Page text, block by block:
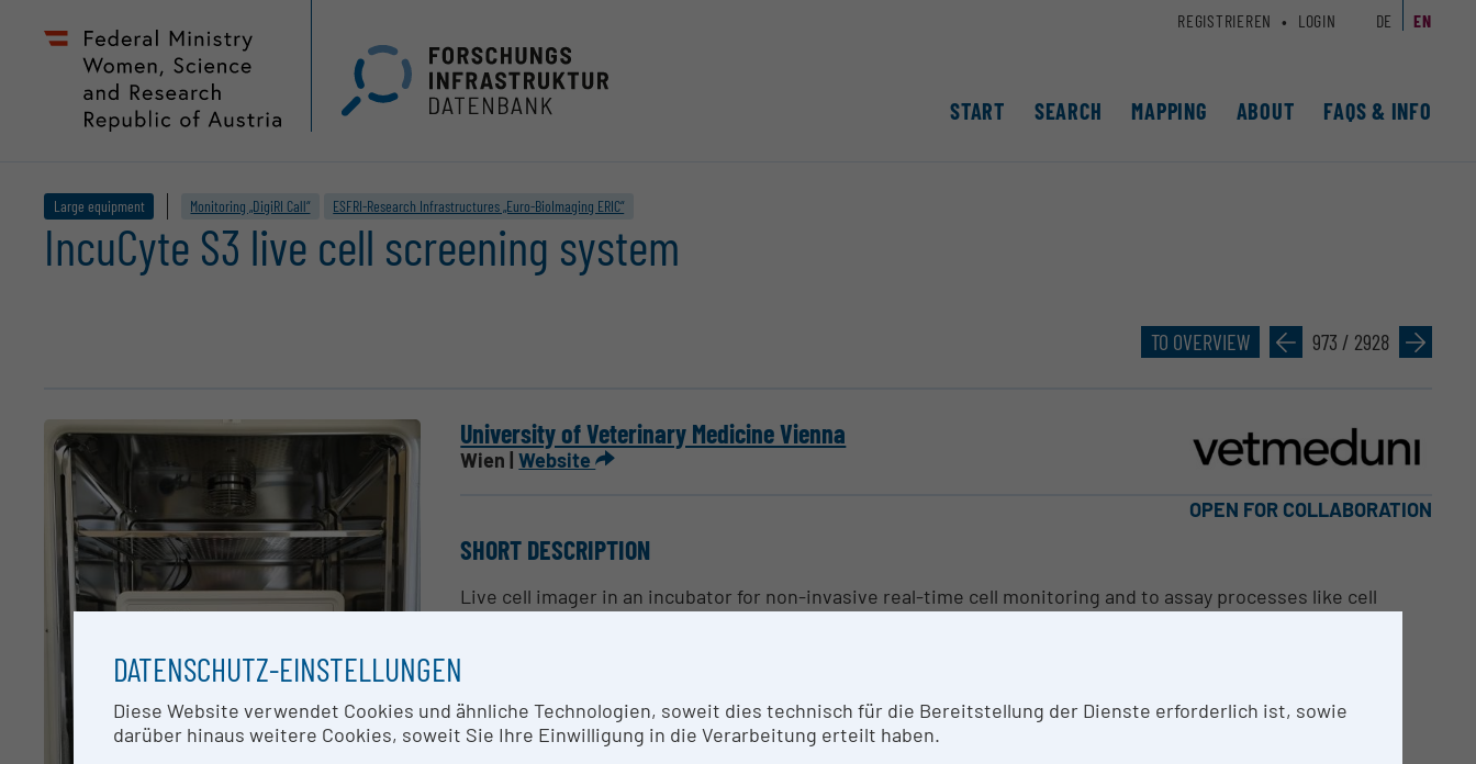
Zum
Seiteninhalt
Accesskey
Hauptnavigation
Accesskey
START SEARCH MAPPING ABOUT FAQS & INFO
REGISTRIEREN LOGIN DE EN
Large equipment Monitoring „DigiRI Call“ ESFRI-Research Infrastructures „Euro-BioImaging ERIC“
IncuCyte S3 live cell screening system
TO OVERVIEW » 973 / 2928 »
University of Veterinary Medicine Vienna
Wien |Website
OPEN FOR COLLABORATION
SHORT DESCRIPTION
Live cell imager in an incubator for non-invasive real-time cell monitoring and to assay processes like cell
health, viability, migration and invasion.
-Phase contrast and red and green fluorescence imaging
-Cell migration/invasion assay kit, woundmaker
DATENSCHUTZ-EINSTELLUNGEN
Diese Website verwendet Cookies und ähnliche Technologien, soweit dies technisch für die Bereitstellung der Dienste erforderlich ist, sowie
darüber hinaus weitere Cookies, soweit Sie Ihre Einwilligung in die Verarbeitung erteilt haben.